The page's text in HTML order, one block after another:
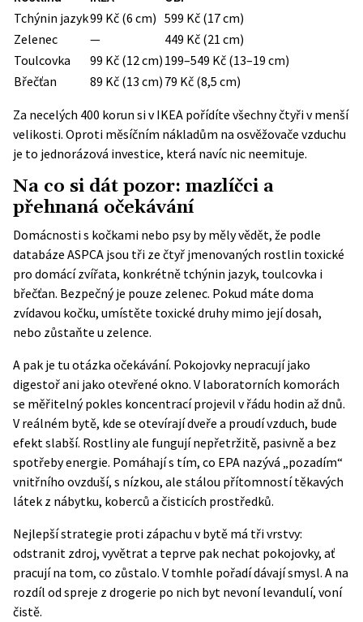
Tchýnin jazyk99 Kč (6 cm) 599 Kč (17 cm)
Zelenec
—
449 Kč (21 cm)
Toulcovka
99 Kč (12 cm) 199–549 Kč (13–19 cm)
Břečťan
89 Kč (13 cm) 79 Kč (8,5 cm)
Za necelých 400 korun si v IKEA pořídíte všechny čtyři v menší
velikosti. Oproti měsíčním nákladům na osvěžovače vzduchu
je to jednorázová investice, která navíc nic neemituje.
Na co si dát pozor: mazlíčci a
přehnaná očekávání
Domácnosti s kočkami nebo psy by měly vědět, že podle
databáze ASPCA jsou tři ze čtyř jmenovaných rostlin toxické
pro domácí zvířata, konkrétně tchýnin jazyk, toulcovka i
břečťan. Bezpečný je pouze zelenec. Pokud máte doma
zvídavou kočku, umístěte toxické druhy mimo její dosah,
nebo zůstaňte u zelence.
A pak je tu otázka očekávání. Pokojovky nepracují jako
digestoř ani jako otevřené okno. V laboratorních komorách
se měřitelný pokles koncentrací projevil v řádu hodin až dnů.
V reálném bytě, kde se otevírají dveře a proudí vzduch, bude
efekt slabší. Rostliny ale fungují nepřetržitě, pasivně a bez
spotřeby energie. Pomáhají s tím, co EPA nazývá „pozadím“
vnitřního ovzduší, s nízkou, ale stálou přítomností těkavých
látek z nábytku, koberců a čisticích prostředků.
Nejlepší strategie proti zápachu v bytě má tři vrstvy:
odstranit zdroj, vyvětrat a teprve pak nechat pokojovky, ať
pracují na tom, co zůstalo. V tomhle pořadí dávají smysl. A na
rozdíl od spreje z drogerie po nich byt nevoní levandulí, voní
čistě.